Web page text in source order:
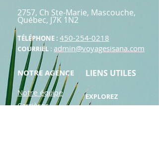
2757, Ch Ste-Marie, Mascouche,
Québec, J7K 1N2
TÉLÉPHONE : 450-254-0218
COURRIEL : admin@voyagesisana.com
LIENS UTILES
EXPLOREZ
NOTRE AGENCE
Notre équipe
Carrières